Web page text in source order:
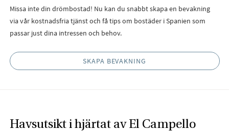
Missa inte din drömbostad! Nu kan du snabbt skapa en bevakning
via vår kostnadsfria tjänst och få tips om bostäder i Spanien som
passar just dina intressen och behov.
SKAPA BEVAKNING
Havsutsikt i hjärtat av El Campello